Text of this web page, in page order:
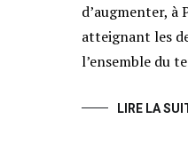
d’augmenter, à
atteignant les
l’ensemble du
LIRE LA